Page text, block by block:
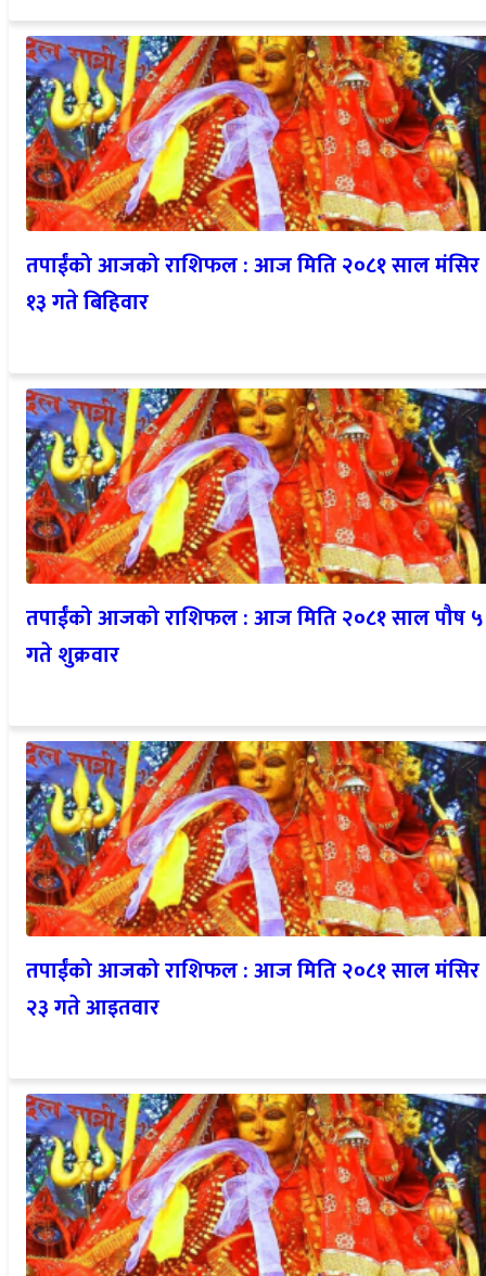
तपाईंको आजको राशिफल : आज मिति २०८१ साल मंसिर
१३ गते बिहिवार
तपाईंको आजको राशिफल : आज मिति २०८१ साल पौष ५
गते शुक्रवार
तपाईंको आजको राशिफल : आज मिति २०८१ साल मंसिर
२३ गते आइतवार